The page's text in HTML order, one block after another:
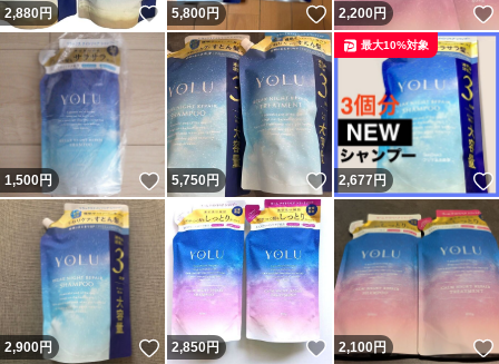
2,880円 いいね！
5,800円 いいね！
2,200円
1,500円 いいね！
5,750円 いいね！
2,677円
最大10%対象
2,900円 いいね！
2,850円 いいね！
2,100円